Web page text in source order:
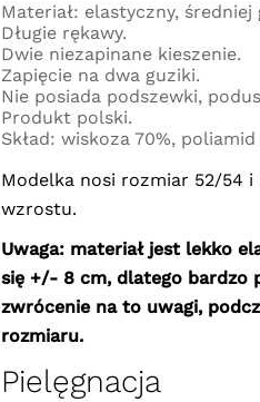
Materiał: elastyczny, średniej
Długie rękawy.
Dwie niezapinane kieszenie.
Zapięcie na dwa guziki.
Nie posiada podszewki,
Produkt polski.
Skład: wiskoza 70%,
Modelka nosi rozmiar 52/54 i
wzrostu.
Uwaga: materiał jest lekko
się +/- 8 cm, dlatego bardzo
zwrócenie na to uwagi,
rozmiaru.
Pielęgnacja